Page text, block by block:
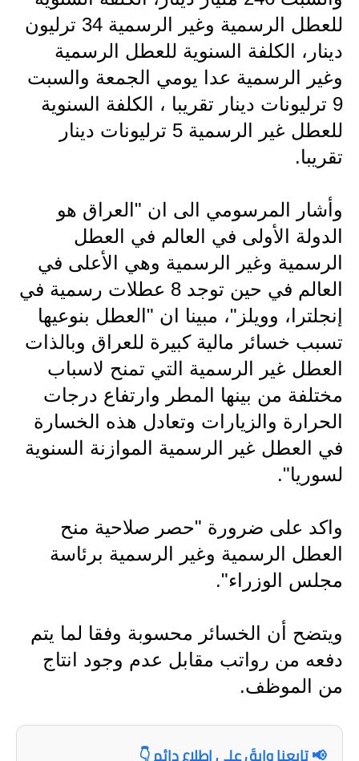
للعطل الرسمية وغير الرسمية 34 ترليون
دينار، الكلفة السنوية للعطل الرسمية
وغير الرسمية عدا يومي الجمعة والسبت
9 ترليونات دينار تقريبا ، الكلفة السنوية
للعطل غير الرسمية 5 ترليونات دينار
تقريبا.
وأشار المرسومي الى ان "العراق هو
الدولة الأولى في العالم في العطل
الرسمية وغير الرسمية وهي الأعلى في
العالم في حين توجد 8 عطلات رسمية في
إنجلترا، وويلز"، مبينا ان "العطل بنوعيها
تسبب خسائر مالية كبيرة للعراق وبالذات
العطل غير الرسمية التي تمنح لاسباب
مختلفة من بينها المطر وارتفاع درجات
الحرارة والزيارات وتعادل هذه الخسارة
في العطل غير الرسمية الموازنة السنوية
لسوريا".
واكد على ضرورة "حصر صلاحية منح
العطل الرسمية وغير الرسمية برئاسة
مجلس الوزراء".
ويتضح أن الخسائر محسوبة وفقا لما يتم
دفعه من رواتب مقابل عدم وجود انتاج
من الموظف.
📢 تابعنا وابقَ على اطلاع دائم 👇